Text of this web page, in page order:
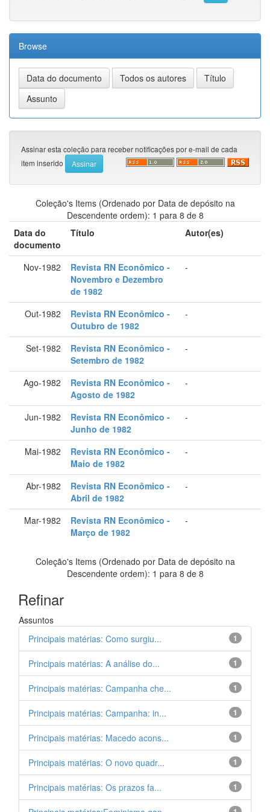
Browse
Assinar esta coleção para receber notificações por e-mail de cada
item inserido
Coleção's Items (Ordenado por Data de depósito na
Descendente ordem): 1 para 8 de 8
Data do
documento
Título Autor(es)
Nov-1982
Revista RN Econômico -
Novembro e Dezembro
de 1982
-
Out-1982
Revista RN Econômico -
Outubro de 1982
-
Set-1982
Revista RN Econômico -
Setembro de 1982
-
Ago-1982
Revista RN Econômico -
Agosto de 1982
-
Jun-1982
Revista RN Econômico -
Junho de 1982
-
Mai-1982
Revista RN Econômico -
Maio de 1982
-
Abr-1982
Revista RN Econômico -
Abril de 1982
-
Mar-1982
Revista RN Econômico -
Março de 1982
-
Coleção's Items (Ordenado por Data de depósito na
Descendente ordem): 1 para 8 de 8
Refinar
Assuntos
1
Principais matérias: Como surgiu...
1
Principais matérias: A análise do...
1
Principais matérias: Campanha che...
1
Principais matérias: Campanha: in...
1
Principais matérias: Macedo acons...
1
Principais matérias: O novo quadr...
1
Principais matérias: Os prazos fa...